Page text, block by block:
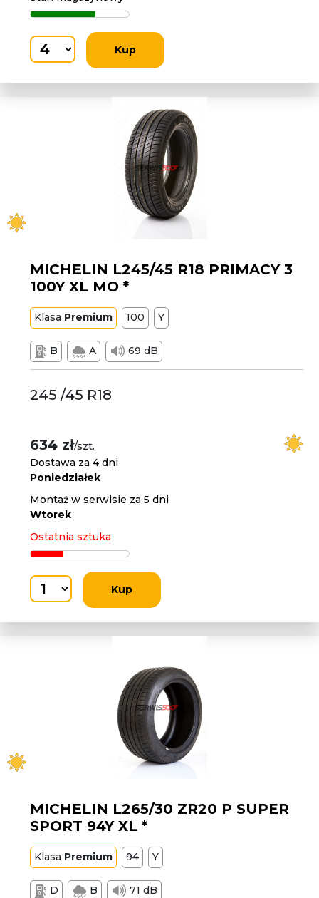
Kup
MICHELIN L245/45 R18 PRIMACY 3
100Y XL MO *
Klasa Premium 100 Y
B A 69 dB
245 /45 R18
634 zł/szt.
Dostawa za 4 dni
Poniedziałek
Montaż w serwisie za 5 dni
Wtorek
Ostatnia sztuka
Kup
MICHELIN L265/30 ZR20 P SUPER
SPORT 94Y XL *
Klasa Premium 94 Y
D B 71 dB